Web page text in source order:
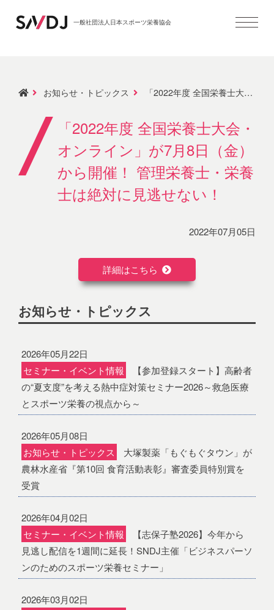
一般社団法人日本スポーツ栄養協会
お知らせ・トピックス 「2022年度 全国栄養士大会・オンライン」が7月8日（金）から開催！ 管理栄養士・栄養士は絶対に見逃せない！
「2022年度 全国栄養士大会・
オンライン」が7月8日（金）
から開催！ 管理栄養士・栄養
士は絶対に見逃せない！
2022年07月05日
詳細はこちら
お知らせ・トピックス
2026年05月22日
セミナー・イベント情報
【参加登録スタート】高齢者
の“夏支度”を考える熱中症対策セミナー2026～救急医療
とスポーツ栄養の視点から～
2026年05月08日
お知らせ・トピックス
大塚製薬「もぐもぐタウン」が
農林水産省『第10回 食育活動表彰』審査委員特別賞を
受賞
2026年04月02日
セミナー・イベント情報
【志保子塾2026】今年から
見逃し配信を1週間に延長！SNDJ主催「ビジネスパーソ
ンのためのスポーツ栄養セミナー」
2026年03月02日